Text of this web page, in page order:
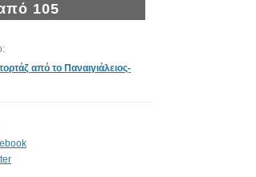
105
από το Παναιγιάλειος-